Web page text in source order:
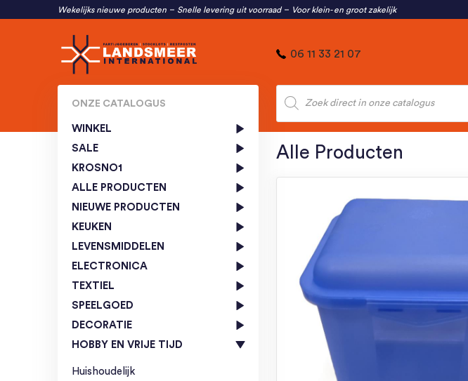
Wekelijks nieuwe producten Snelle levering uit voorraad Voor klein- en groot zakelijk
06 11 33 21 07
Producten
zoeken
ONZE CATALOGUS
WINKEL
SALE
KROSNO1
ALLE PRODUCTEN
NIEUWE PRODUCTEN
KEUKEN
LEVENSMIDDELEN
ELECTRONICA
TEXTIEL
SPEELGOED
DECORATIE
HOBBY EN VRIJE TIJD
Huishoudelijk
Alle Producten